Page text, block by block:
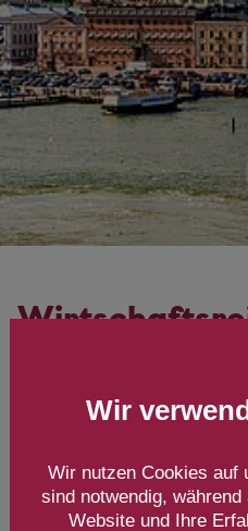
Wir
Wir nutzen Cookies auf
sind notwendig,
Website und Ihre
Helsinki